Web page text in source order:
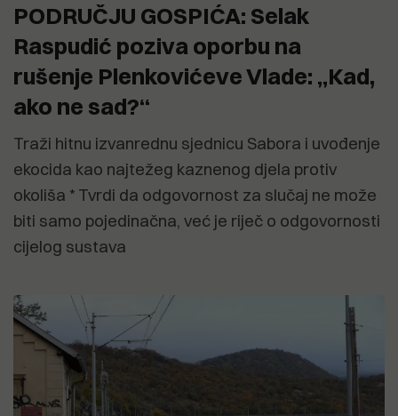
PODRUČJU GOSPIĆA: Selak
Raspudić poziva oporbu na
rušenje Plenkovićeve Vlade: „Kad,
ako ne sad?“
Traži hitnu izvanrednu sjednicu Sabora i uvođenje
ekocida kao najtežeg kaznenog djela protiv
okoliša * Tvrdi da odgovornost za slučaj ne može
biti samo pojedinačna, već je riječ o odgovornosti
cijelog sustava